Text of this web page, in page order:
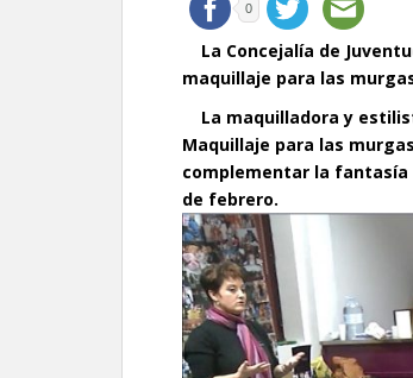
0
La Concejalía de
maquillaje para las
La maquilladora y
Maquillaje para las
complementar la fantasía
de febrero.